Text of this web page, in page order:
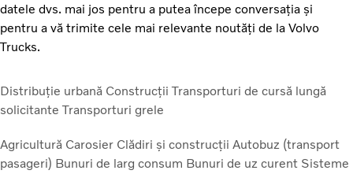
datele dvs. mai jos pentru a putea începe conversația și
pentru a vă trimite cele mai relevante noutăți de la Volvo
Trucks.
Distribuție urbană Construcții Transporturi de cursă lungă
solicitante Transporturi grele
Agricultură Carosier Clădiri și construcții Autobuz (transport
pasageri) Bunuri de larg consum Bunuri de uz curent Sisteme